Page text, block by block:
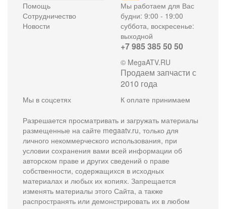
Помощь
Сотрудничество
Новости
Мы работаем для Вас
будни: 9:00 - 19:00
суббота, воскресенье:
выходной
+7 985 385 50 50
© MegaATV.RU
Продаем запчасти с
2010 года
Мы в соцсетях К оплате принимаем
Разрешается просматривать и загружать материалы
размещенные на сайте megaatv.ru, только для
личного некоммерческого использования, при
условии сохранения вами всей информации об
авторском праве и других сведений о праве
собственности, содержащихся в исходных
материалах и любых их копиях. Запрещается
изменять материалы этого Сайта, а также
распространять или демонстрировать их в любом